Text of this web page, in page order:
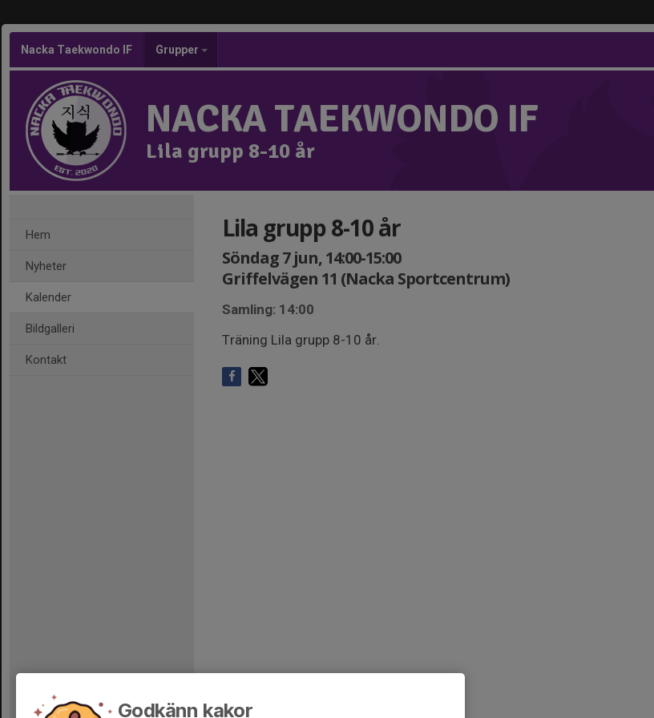
Nacka Taekwondo IF Grupper
NACKA TAEKWONDO IF
Lila grupp 8-10 år
Hem
Nyheter
Kalender
Bildgalleri
Kontakt
Lila grupp 8-10 år
Söndag 7 jun, 14:00-15:00
Griffelvägen 11 (Nacka Sportcentrum)
Samling: 14:00
Träning Lila grupp 8-10 år.
Godkänn kakor